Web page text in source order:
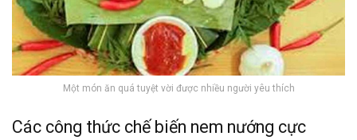
Một món ăn quá tuyệt vời được nhiều người yêu thích
Các công thức chế biến nem nướng cực